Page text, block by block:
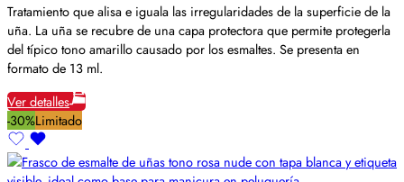
Tratamiento que alisa e iguala las irregularidades de la superficie de la
uña. La uña se recubre de una capa protectora que permite protegerla
del típico tono amarillo causado por los esmaltes. Se presenta en
formato de 13 ml.
Ver detalles
-30%Limitado